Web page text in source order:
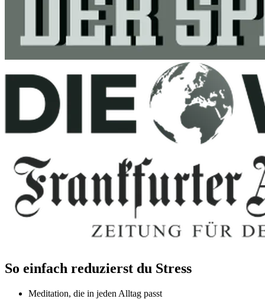
So einfach reduzierst du Stress
Meditation, die in jeden Alltag passt